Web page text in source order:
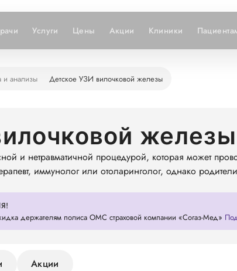
Услуги Цены Акции Клиники
и анализы Детское УЗИ вилочковой железы
и нетравматичной процедурой, которая может
иммунолог или отоларинголог, однако
держателям полиса ОМС страховой компании «Согаз-Мед»
Акции